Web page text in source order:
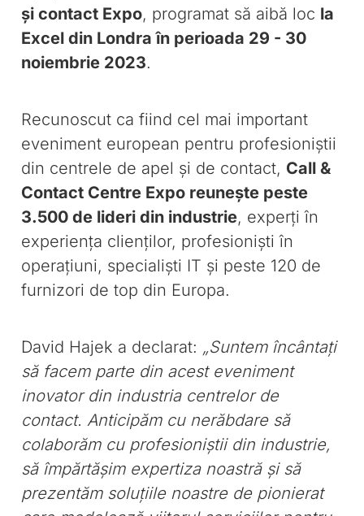
și contact Expo, programat să aibă loc la
Excel din Londra în perioada 29 - 30
noiembrie 2023.
Recunoscut ca fiind cel mai important
eveniment european pentru profesioniștii
din centrele de apel și de contact, Call &
Contact Centre Expo reunește peste
3.500 de lideri din industrie, experți în
experiența clienților, profesioniști în
operațiuni, specialiști IT și peste 120 de
furnizori de top din Europa.
David Hajek a declarat: „Suntem încântați
să facem parte din acest eveniment
inovator din industria centrelor de
contact. Anticipăm cu nerăbdare să
colaborăm cu profesioniștii din industrie,
să împărtășim expertiza noastră și să
prezentăm soluțiile noastre de pionierat